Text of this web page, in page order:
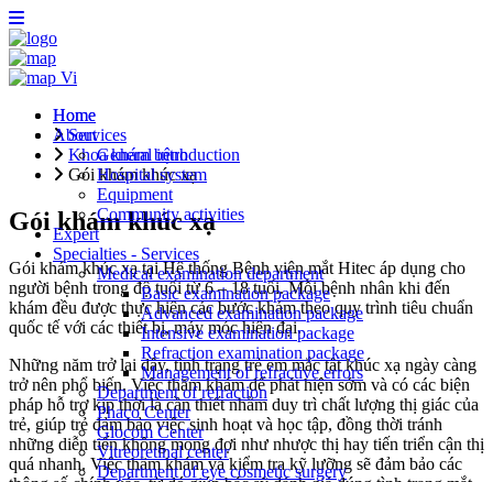
Vi
Home
About
General introduction
Hospital system
Equipment
Community activities
Expert
Specialties - Services
Medical examination department
Basic examination package
Advanced examination package
Intensive examination package
Refraction examination package
Management of refractive errors
Department of refraction
Phaco Center
Glocom Center
Vitreoretinal center
Department of eye cosmetic surgery
Home
Services
Khoa khám bệnh
Gói khám khúc xạ
Gói khám khúc xạ
Gói khám khúc xạ tại Hệ thống Bệnh viện mắt Hitec áp dụng cho
người bệnh trong độ tuổi từ 6 – 18 tuổi. Mỗi bệnh nhân khi đến
khám đều được thực hiện các bước khám theo quy trình tiêu chuẩn
quốc tế với các thiết bị, máy móc hiện đại.
Những năm trở lại đây, tình trạng trẻ em mắc tật khúc xạ ngày càng
trở nên phổ biến. Việc thăm khám để phát hiện sớm và có các biện
pháp hỗ trợ kịp thời là cần thiết nhằm duy trì chất lượng thị giác của
trẻ, giúp trẻ đảm bảo việc sinh hoạt và học tập, đồng thời tránh
những diễn tiến không mong đợi như nhược thị hay tiến triển cận thị
quá nhanh. Việc thăm khám và kiểm tra kỹ lưỡng sẽ đảm bảo các